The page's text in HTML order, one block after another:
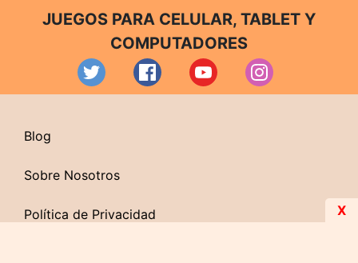
JUEGOS PARA CELULAR, TABLET Y
COMPUTADORES
Blog
Sobre Nosotros
Política de Privacidad X